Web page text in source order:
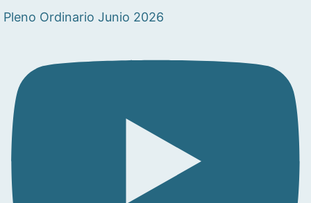
Pleno Ordinario Junio 2026